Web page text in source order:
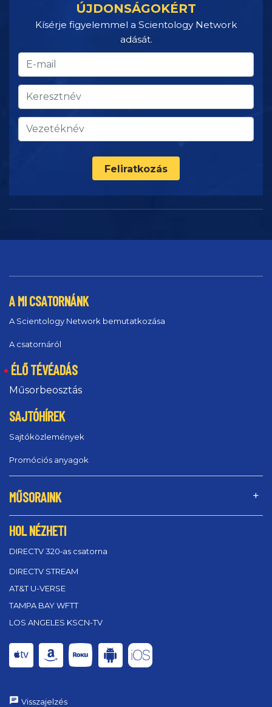
ÚJDONSÁGOKÉRT
Kísérje figyelemmel a Scientology Network
adását.
Feliratkozás
A MI CSATORNÁNK
A Scientology Network bemutatkozása
A csatornáról
ÉLŐ TÉVÉADÁS
Műsorbeosztás
SAJTÓHÍREK
Sajtóközlemények
Promóciós anyagok
MŰSORAINK
HOL NÉZHETI
DIRECTV 320‑as csatorna
DIRECTV STREAM
AT&T U-VERSE
TAMPA BAY WFTT
LOS ANGELES KSCN-TV
Visszajelzés